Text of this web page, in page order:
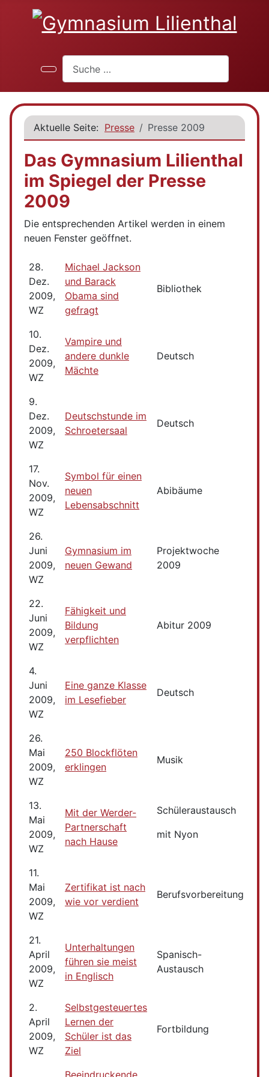
Aktuelle Seite: Presse Presse 2009
Das Gymnasium Lilienthal
im Spiegel der Presse
2009
Die entsprechenden Artikel werden in einem
neuen Fenster geöffnet.
28.
Dez.
2009,
WZ
Michael Jackson
und Barack
Obama sind
gefragt
Bibliothek
10.
Dez.
2009,
WZ
Vampire und
andere dunkle
Mächte
Deutsch
9.
Dez.
2009,
WZ
Deutschstunde im
Schroetersaal
Deutsch
17.
Nov.
2009,
WZ
Symbol für einen
neuen
Lebensabschnitt
Abibäume
26.
Juni
2009,
WZ
Gymnasium im
neuen Gewand
Projektwoche
2009
22.
Juni
2009,
WZ
Fähigkeit und
Bildung
verpflichten
Abitur 2009
4.
Juni
2009,
WZ
Eine ganze Klasse
im Lesefieber
Deutsch
26.
Mai
2009,
WZ
250 Blockflöten
erklingen
Musik
13.
Mai
2009,
WZ
Mit der Werder-
Partnerschaft
nach Hause
Schüleraustausch
mit Nyon
11.
Mai
2009,
WZ
Zertifikat ist nach
wie vor verdient
Berufsvorbereitung
21.
April
2009,
WZ
Unterhaltungen
führen sie meist
in Englisch
Spanisch-
Austausch
2.
April
2009,
WZ
Selbstgesteuertes
Lernen der
Schüler ist das
Ziel
Fortbildung